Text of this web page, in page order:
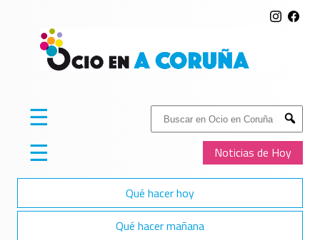
Buscar:
Submit
Noticias de Hoy
☰
☰
Qué hacer hoy
Qué hacer mañana